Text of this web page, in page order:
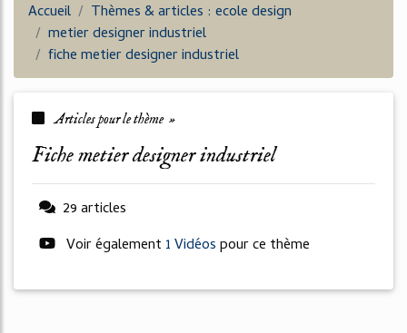
Accueil
Thèmes & articles : ecole design
metier designer industriel
fiche metier designer industriel
Articles pour le thème »
fiche metier designer industriel
29 articles
Voir également 1 Vidéospour ce thème